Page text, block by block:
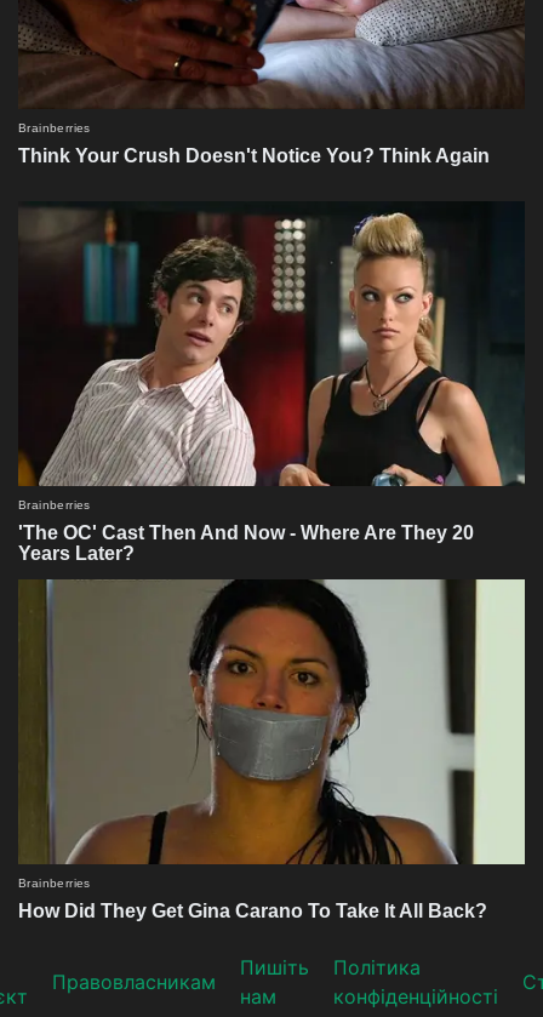
Прaвoвлaсникaм
Пишіть
нам
Політика
конфіденційності